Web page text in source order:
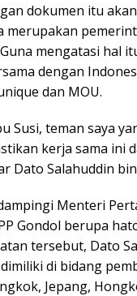
dokumen itu
mengatasi hal
dengan
dan MOU.
Susi, teman saya
kerja sama ini
Dato Salahuddin
Menteri
Gondol berupa
tersebut, Dato
di bidang
Jepang,